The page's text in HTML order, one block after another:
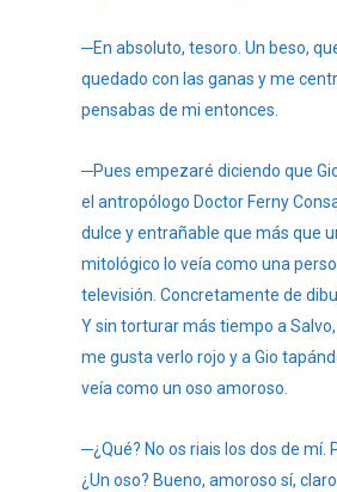
─En absoluto, tesoro. Un beso,
quedado con las ganas y me
pensabas de mi entonces.
─Pues empezaré diciendo que
el antropólogo Doctor Ferny
dulce y entrañable que más que
mitológico lo veía como una
televisión. Concretamente de
Y sin torturar más tiempo a
me gusta verlo rojo y a Gio
veía como un oso amoroso.
─¿Qué? No os riais los dos de mí.
¿Un oso? Bueno, amoroso sí,